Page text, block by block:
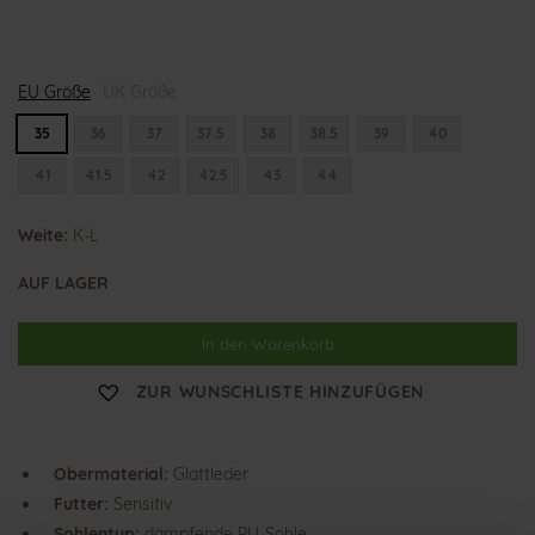
a
a
s
EU Größe
35
Weite: K-L
AUF LAGER
In den Warenkorb
ZUR WUNSCHLISTE HINZUFÜGEN
Obermaterial: Glattleder
Futter: Sensitiv